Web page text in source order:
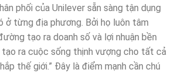
phối của Unilever sẵn sàng tận dụng
ở từng địa phương. Bởi họ luôn tâm
tạo ra doanh số và lợi nhuận bền
ra cuộc sống thịnh vượng cho tất cả
thế giới.” Đây là điểm mạnh cần chú